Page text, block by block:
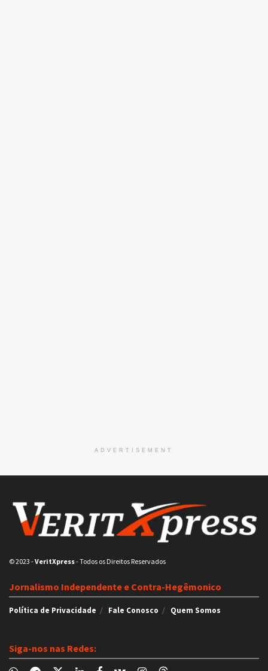
ADVERTISEMENT
© 2023 -VeritXpress- Todos os Direitos Reservados
Jornalismo Independente e Contra-Hegêmonico
Política de Privacidade Fale Conosco Quem Somos
Siga-nos nas Redes: